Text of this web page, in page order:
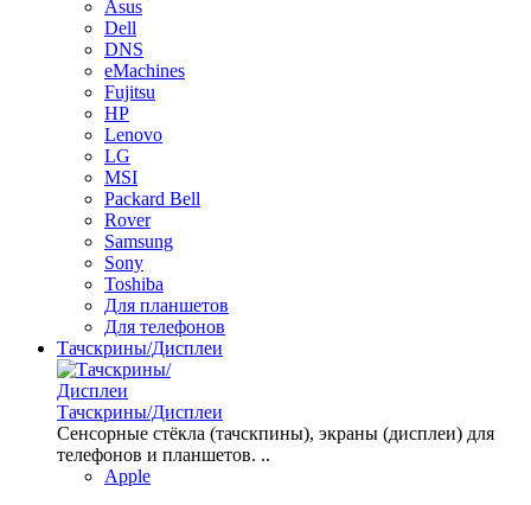
Asus
Dell
DNS
eMachines
Fujitsu
HP
Lenovo
LG
MSI
Packard Bell
Rover
Samsung
Sony
Toshiba
Для планшетов
Для телефонов
Тачскрины/Дисплеи
Тачскрины/Дисплеи
Сенсорные стёкла (тачскпины), экраны (дисплеи) для
телефонов и планшетов. ..
Apple